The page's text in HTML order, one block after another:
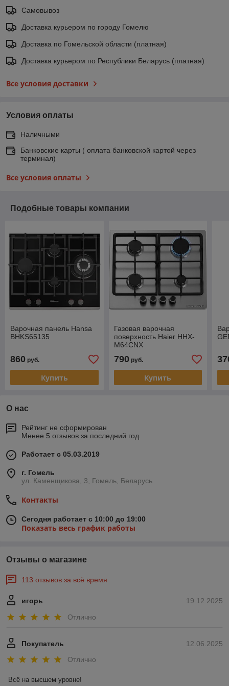
Самовывоз
Доставка курьером по городу Гомелю
Доставка по Гомельской области (платная)
Доставка курьером по Республики Беларусь (платная)
Все условия доставки
Условия оплаты
Наличными
Банковские карты ( оплата банковской картой через
терминал)
Все условия оплаты
Подобные товары компании
Варочная панель Hansa
BHKS65135
860 руб.
Купить
Газовая варочная
поверхность Haier HHX-
M64CNX
790руб.
Купить
О нас
Рейтинг не сформирован
Менее 5 отзывов за последний год
Работает с 05.03.2019
г. Гомель
ул. Каменщикова, 3, Гомель, Беларусь
Контакты
Сегодня работает с 10:00 до 19:00
Показать весь график работы
Отзывы о магазине
113 отзывов за всё время
19.12.2025
игорь
Отлично
12.06.2025
Покупатель
Отлично
Всё на высшем уровне!